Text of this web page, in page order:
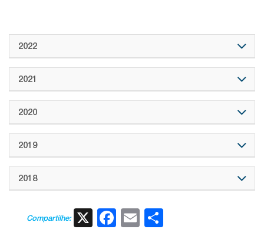
2022
2021
2020
2019
2018
Compartilhe: X Facebook
Email